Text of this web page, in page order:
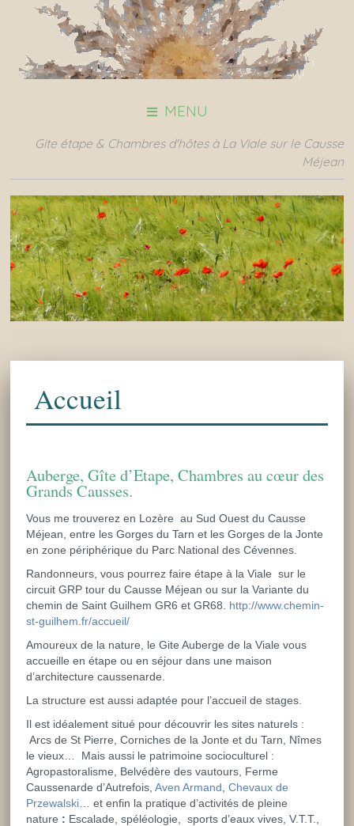
MENU
Gite étape & Chambres d'hôtes à La Viale sur le Causse
Méjean
Accueil
Auberge, Gîte d’Etape, Chambres au cœur des
Grands Causses.
Vous me trouverez en Lozère au Sud Ouest du Causse
Méjean, entre les Gorges du Tarn et les Gorges de la Jonte
en zone périphérique du Parc National des Cévennes.
Randonneurs, vous pourrez faire étape à la Viale sur le
circuit GRP tour du Causse Méjean ou sur la Variante du
chemin de Saint Guilhem GR6 et GR68. http://www.chemin-
st-guilhem.fr/accueil/
Amoureux de la nature, le Gite Auberge de la Viale vous
accueille en étape ou en séjour dans une maison
d’architecture caussenarde.
La structure est aussi adaptée pour l’accueil de stages.
Il est idéalement situé pour découvrir les sites naturels :
Arcs de St Pierre, Corniches de la Jonte et du Tarn, Nîmes
le vieux… Mais aussi le patrimoine socioculturel :
Agropastoralisme, Belvédère des vautours, Ferme
Caussenarde d’Autrefois,Aven Armand ,Chevaux de
Przewalski … et enfin la pratique d’activités de pleine
nature : Escalade, spéléologie, sports d’eaux vives, V.T.T.,